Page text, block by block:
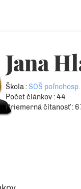
Jana
Škola :SOŠ
Počet článkov : 44
Priemerná čítanosť :